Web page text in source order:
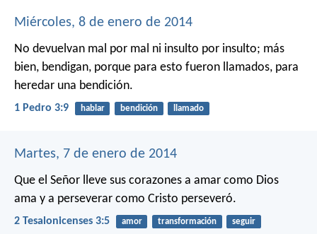
Miércoles, 8 de enero de 2014
No devuelvan mal por mal ni insulto por insulto; más
bien, bendigan, porque para esto fueron llamados, para
heredar una bendición.
1 Pedro 3:9 hablar bendición llamado
Martes, 7 de enero de 2014
Que el Señor lleve sus corazones a amar como Dios
ama y a perseverar como Cristo perseveró.
2 Tesalonicenses 3:5 amor transformación seguir